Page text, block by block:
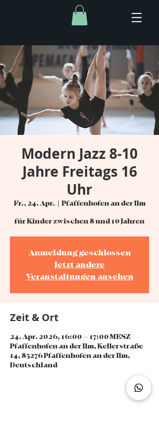
Modern Jazz 8-10
Jahre Freitags 16
Uhr
Fr., 24. Apr.
  |
Pfaffenhofen an der Ilm
für Kinder zwischen 8 und 10 Jahren
Anmeldung geschlossen
Jetzt andere
Veranstaltungen ansehen
Zeit & Ort
24. Apr. 2026, 16:00 – 17:00 MESZ
Pfaffenhofen an der Ilm, Kellerstraße
14, 85276 Pfaffenhofen an der Ilm,
Deutschland